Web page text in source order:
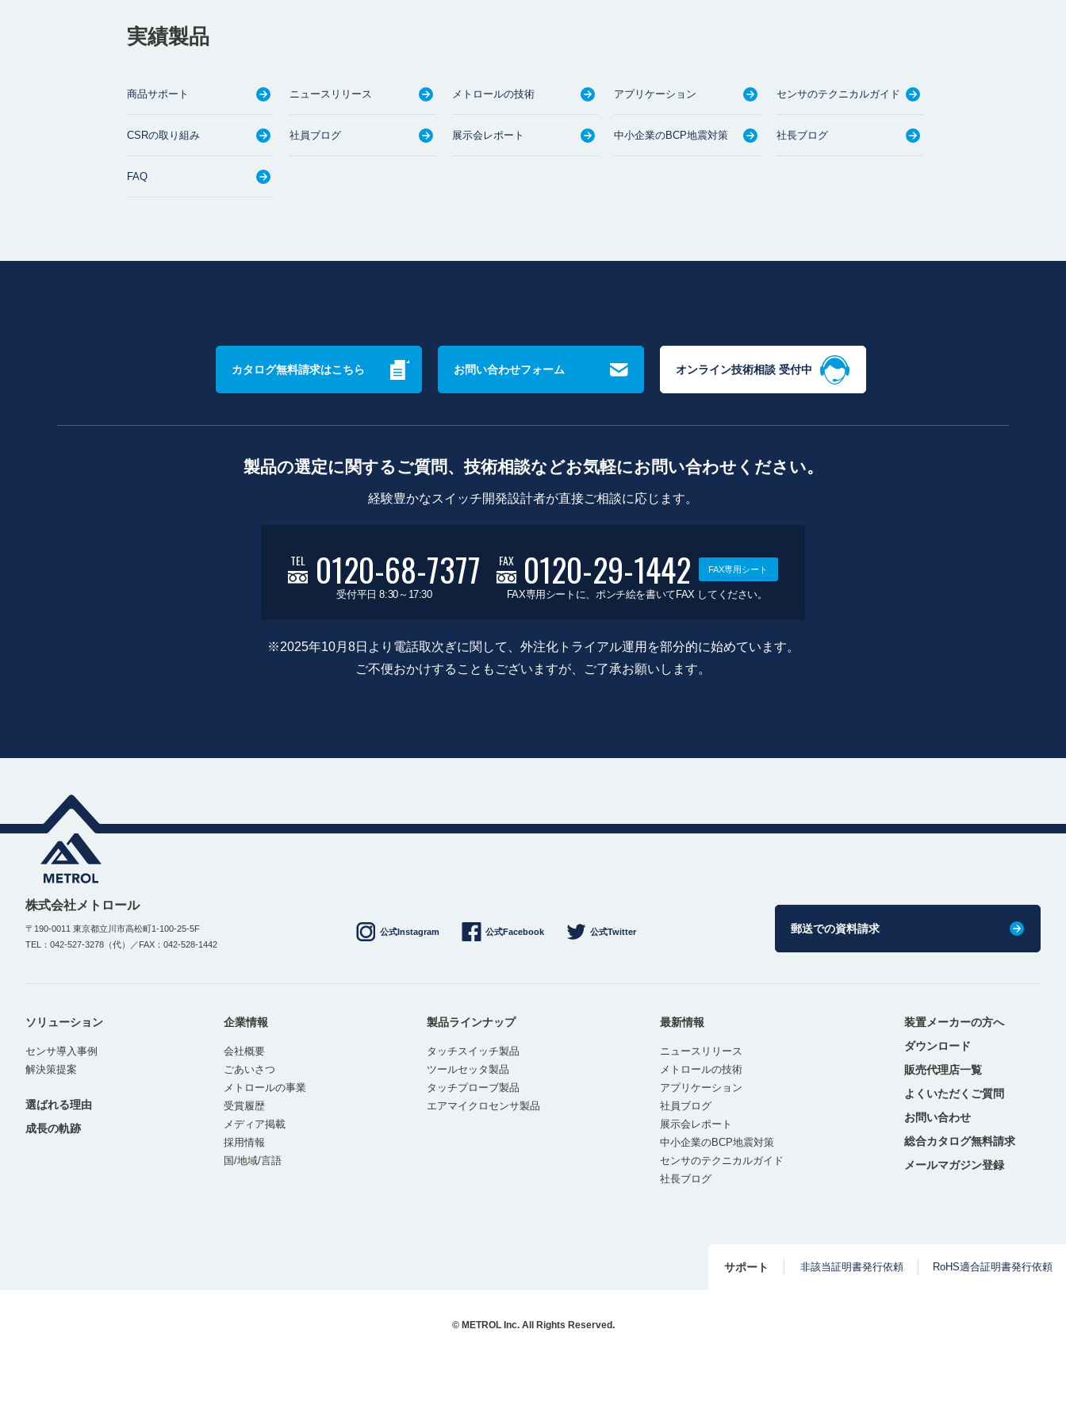
実績製品
商品サポート ニュースリリース メトロールの技術 アプリケーション センサのテクニカルガイド
CSRの取り組み 社員ブログ 展示会レポート 中小企業のBCP地震対策 社長ブログ
FAQ
カタログ無料請求はこちら お問い合わせフォーム オンライン技術相談 受付中
製品の選定に関するご質問、技術相談などお気軽にお問い合わせください。
経験豊かなスイッチ開発設計者が直接ご相談に応じます。
TEL 0120-68-7377
受付平日 8:30～17:30
FAX 0120-29-1442 FAX専用シート
FAX専用シートに、ポンチ絵を書いてFAX してください。
※2025年10月8日より電話取次ぎに関して、外注化トライアル運用を部分的に始めています。
ご不便おかけすることもございますが、ご了承お願いします。
株式会社メトロール
〒190-0011 東京都立川市高松町1-100-25-5F
TEL：042-527-3278（代）／FAX：042-528-1442
公式Instagram 公式Facebook 公式Twitter 郵送での資料請求
ソリューション
センサ導入事例
解決策提案
選ばれる理由
成長の軌跡
企業情報
会社概要
ごあいさつ
メトロールの事業
受賞履歴
メディア掲載
採用情報
国/地域/言語
製品ラインナップ
タッチスイッチ製品
ツールセッタ製品
タッチプローブ製品
エアマイクロセンサ製品
最新情報
ニュースリリース
メトロールの技術
アプリケーション
社員ブログ
展示会レポート
中小企業のBCP地震対策
センサのテクニカルガイド
社長ブログ
装置メーカーの方へ
ダウンロード
販売代理店一覧
よくいただくご質問
お問い合わせ
総合カタログ無料請求
メールマガジン登録
サポート 非該当証明書発行依頼 RoHS適合証明書発行依頼
© METROL Inc. All Rights Reserved.